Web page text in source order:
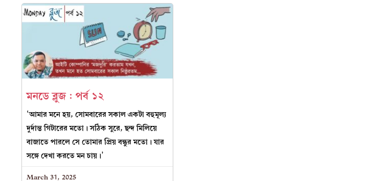
মনডে ব্লুজ : পর্ব ১২
‘আমার মনে হয়, সোমবারের সকাল একটা বহুমূল্য
দুর্দান্ত গিটারের মতো। সঠিক সুরে, ছন্দ মিলিয়ে
বাজাতে পারলে সে তোমার প্রিয় বন্ধুর মতো। যার
সঙ্গে দেখা করতে মন চায়।’
March 31, 2025